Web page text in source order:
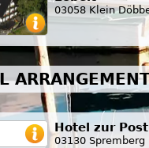
03058 Klein
Hotel zur Post
03130 Spremberg